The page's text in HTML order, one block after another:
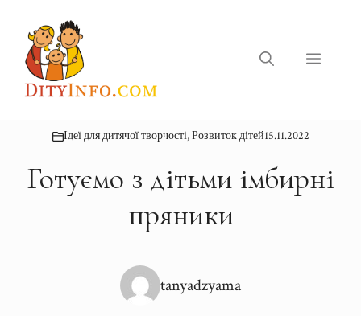
вмісту
Меню
Ідеї для дитячої творчості,Розвиток дітей15.11.2022
Готуємо з дітьми імбирні
пряники
tanyadzyama